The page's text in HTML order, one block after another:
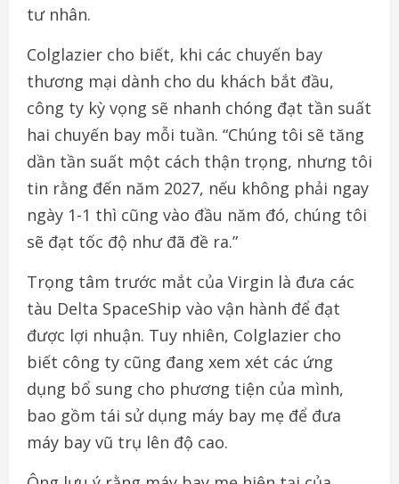
tư nhân.
Colglazier cho biết, khi các chuyến bay
thương mại dành cho du khách bắt đầu,
công ty kỳ vọng sẽ nhanh chóng đạt tần suất
hai chuyến bay mỗi tuần. “Chúng tôi sẽ tăng
dần tần suất một cách thận trọng, nhưng tôi
tin rằng đến năm 2027, nếu không phải ngay
ngày 1-1 thì cũng vào đầu năm đó, chúng tôi
sẽ đạt tốc độ như đã đề ra.”
Trọng tâm trước mắt của Virgin là đưa các
tàu Delta SpaceShip vào vận hành để đạt
được lợi nhuận. Tuy nhiên, Colglazier cho
biết công ty cũng đang xem xét các ứng
dụng bổ sung cho phương tiện của mình,
bao gồm tái sử dụng máy bay mẹ để đưa
máy bay vũ trụ lên độ cao.